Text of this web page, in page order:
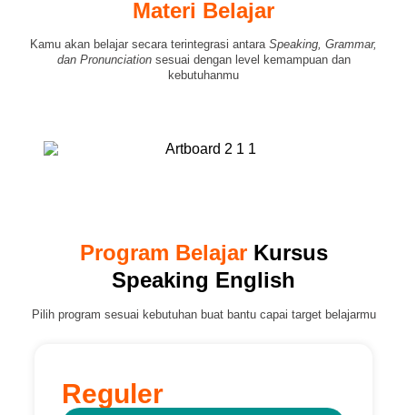
Materi Belajar
Kamu akan belajar secara terintegrasi antara Speaking, Grammar,
dan Pronunciationsesuai dengan level kemampuan dan
kebutuhanmu
Program Belajar Kursus
Speaking English
Pilih program sesuai kebutuhan buat bantu capai target belajarmu
Reguler